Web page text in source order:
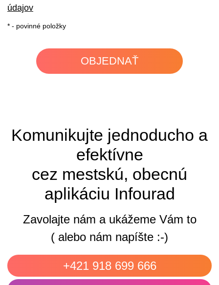
údajov
* - povinné položky
OBJEDNAŤ
Komunikujte jednoducho a
efektívne
cez mestskú, obecnú
aplikáciu Infourad
Zavolajte nám a ukážeme Vám to
( alebo nám napíšte :-)
+421 918 699 666